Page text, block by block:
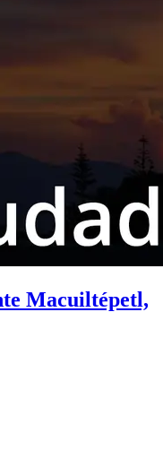
Macuiltépetl,